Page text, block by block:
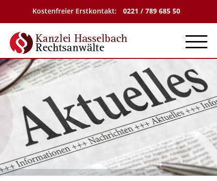
Kostenfreier Erstkontakt: 0221 / 789 685 50